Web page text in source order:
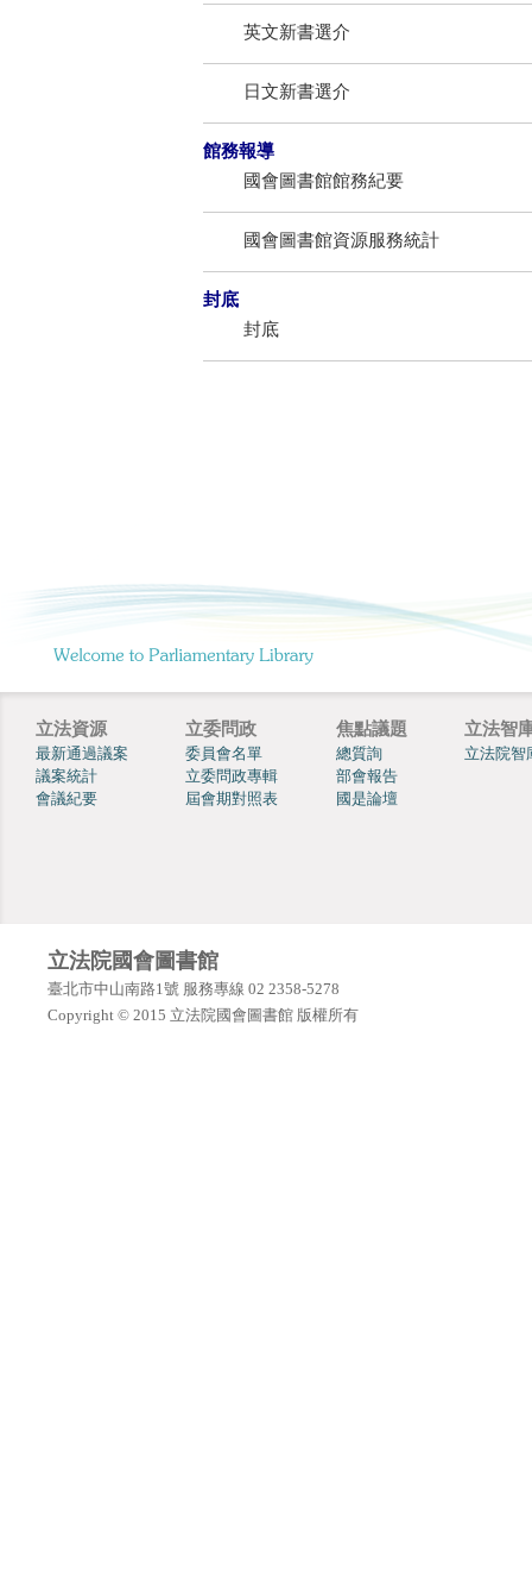
英文新書選介
日文新書選介
館務報導
國會圖書館館務紀要
國會圖書館資源服務統計
封底
封底
立法資源
最新通過議案
議案統計
會議紀要
立委問政
委員會名單
立委問政專輯
屆會期對照表
焦點議題
總質詢
部會報告
國是論壇
立法智
立法院智
立法院國會圖書館
臺北市中山南路1號 服務專線 02 2358-5278
Copyright © 2015 立法院國會圖書館 版權所有